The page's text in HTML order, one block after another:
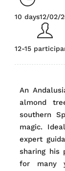
10 days12/02/
12-15
An
almond
southern
magic.
expert
sharing his
for many